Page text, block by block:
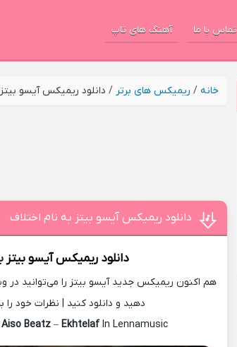
تماس با ما آهنگ های تاپ
خانه / ریمیکس های برتر / دانلود ریمیکس آیسو
دانلود ریمیکس آیسو بیتز به نام اختلاف
دانلود ریمیکسآیسو بیتز
هم اکنون ریمیکس جدید آیسو بیتز را می‌توانید در
دهید و دانلود کنید | نظرات خود را
Aiso Beatz –Ekhtelaf In Lennamusic